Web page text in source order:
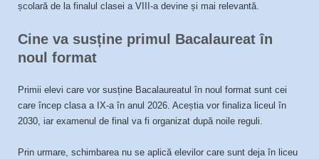
școlară de la finalul clasei a VIII-a devine și mai relevantă.
Cine va susține primul Bacalaureat în
noul format
Primii elevi care vor susține Bacalaureatul în noul format sunt cei
care încep clasa a IX-a în anul 2026. Aceștia vor finaliza liceul în
2030, iar examenul de final va fi organizat după noile reguli.
Prin urmare, schimbarea nu se aplică elevilor care sunt deja în liceu